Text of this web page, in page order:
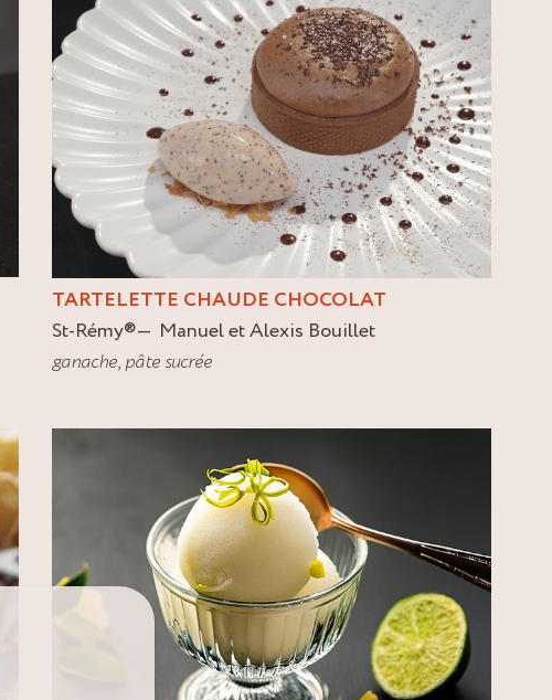
TARTELETTE CHAUDE CHOCOLAT
St-Rémy®
Manuel et Alexis Bouillet
ganache, pâte sucrée